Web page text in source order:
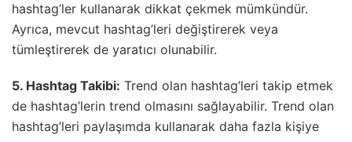
hashtag’ler kullanarak dikkat çekmek mümkündür.
Ayrıca, mevcut hashtag’leri değiştirerek veya
tümleştirerek de yaratıcı olunabilir.
5. Hashtag Takibi: Trend olan hashtag’leri takip etmek
de hashtag’lerin trend olmasını sağlayabilir. Trend olan
hashtag’leri paylaşımda kullanarak daha fazla kişiye